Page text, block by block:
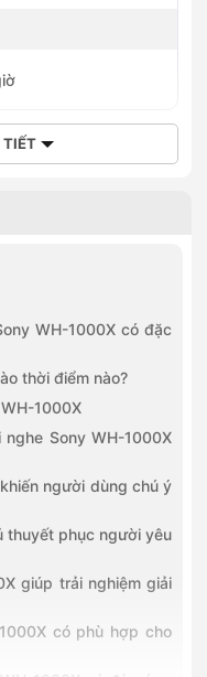
TIẾT
WH-1000X có đặc
thời điểm nào?
1000X
Sony WH-1000X
người dùng chú ý
thuyết phục người yêu
giúp trải nghiệm giải
có phù hợp cho